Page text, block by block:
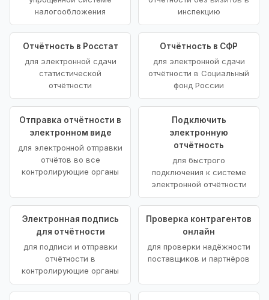
налогообложения
инспекцию
Отчётность в Росстат
для электронной сдачи
статистической
отчётности
Отчётность в СФР
для электронной сдачи
отчётности в Социальный
фонд России
Отправка отчётности в
электронном виде
для электронной отправки
отчётов во все
контролирующие органы
Подключить
электронную
отчётность
для быстрого
подключения к системе
электронной отчётности
Электронная подпись
для отчётности
для подписи и отправки
отчётности в
контролирующие органы
Проверка контрагентов
онлайн
для проверки надёжности
поставщиков и партнёров